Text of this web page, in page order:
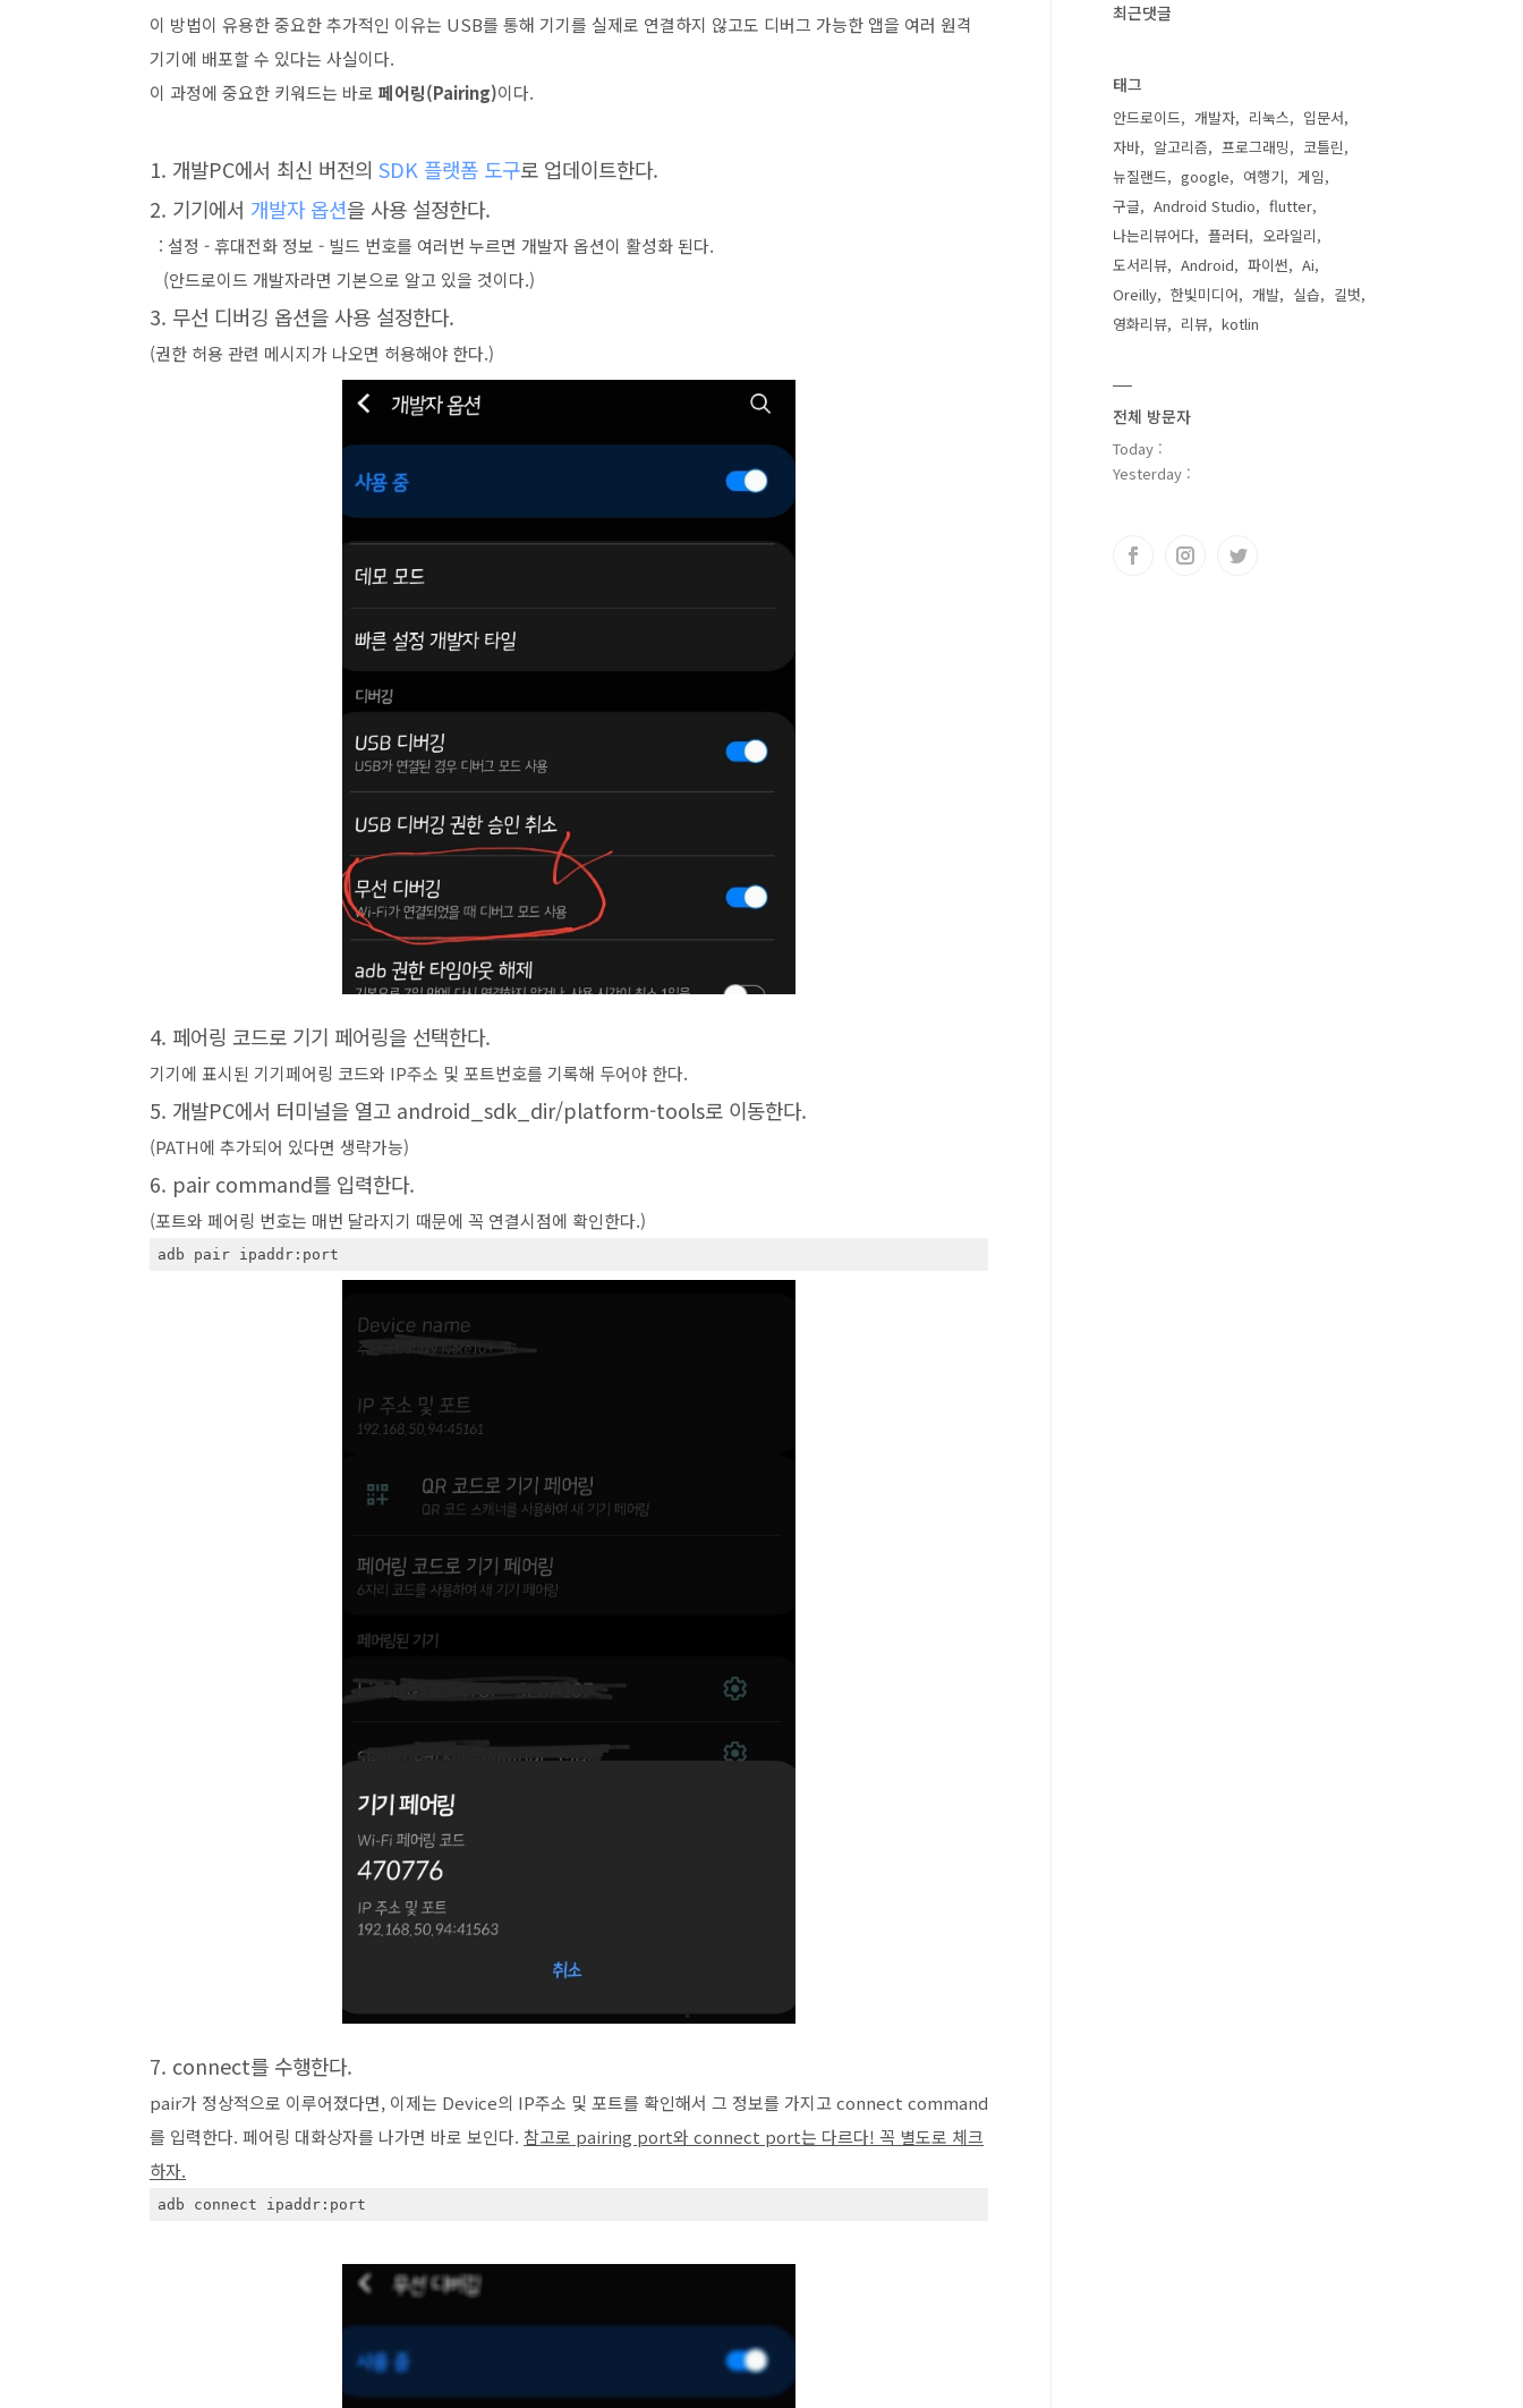
이 방법이 유용한 중요한 추가적인 이유는 USB를 통해 기기를 실제로 연결하지 않고도 디버그 가능한 앱을 여러 원격
기기에 배포할 수 있다는 사실이다.
이 과정에 중요한 키워드는 바로 페어링(Pairing)이다.
1. 개발PC에서 최신 버전의 SDK 플랫폼 도구로 업데이트한다.
2. 기기에서 개발자 옵션을 사용 설정한다.
: 설정 - 휴대전화 정보 - 빌드 번호를 여러번 누르면 개발자 옵션이 활성화 된다.
(안드로이드 개발자라면 기본으로 알고 있을 것이다.)
3. 무선 디버깅 옵션을 사용 설정한다.
(권한 허용 관련 메시지가 나오면 허용해야 한다.)
4. 페어링 코드로 기기 페어링을 선택한다.
기기에 표시된 기기페어링 코드와 IP주소 및 포트번호를 기록해 두어야 한다.
5. 개발PC에서 터미널을 열고 android_sdk_dir/platform-tools로 이동한다.
(PATH에 추가되어 있다면 생략가능)
6. pair command를 입력한다.
(포트와 페어링 번호는 매번 달라지기 때문에 꼭 연결시점에 확인한다.)
adb pair ipaddr:port
7. connect를 수행한다.
pair가 정상적으로 이루어졌다면, 이제는 Device의 IP주소 및 포트를 확인해서 그 정보를 가지고 connect command
를 입력한다. 페어링 대화상자를 나가면 바로 보인다. 참고로 pairing port와 connect port는 다르다! 꼭 별도로 체크
하자.
adb connect ipaddr:port
최근댓글
태그
안드로이드 개발자 리눅스
입문서
자바
알고리즘 프로그래밍
코틀린
뉴질랜드
google 여행기
게임
구글
Android Studio
flutter
나는리뷰어다
플러터
오라일리
도서리뷰
Android 파이썬
Ai
Oreilly
한빛미디어 개발 실습
길벗
영화리뷰
리뷰 kotlin
전체 방문자
Today :
Yesterday :